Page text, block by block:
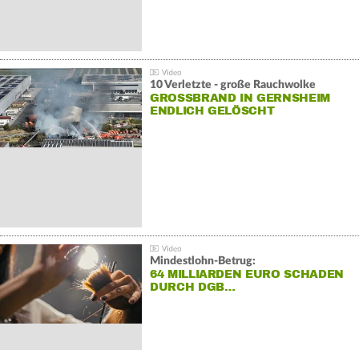
10 Verletzte - große Rauchwolke
GROSSBRAND IN GERNSHEIM E
NDLICH GELÖSCHT
Mindestlohn-Betrug:
64 MILLIARDEN EURO SCHADEN
DURCH DGB…